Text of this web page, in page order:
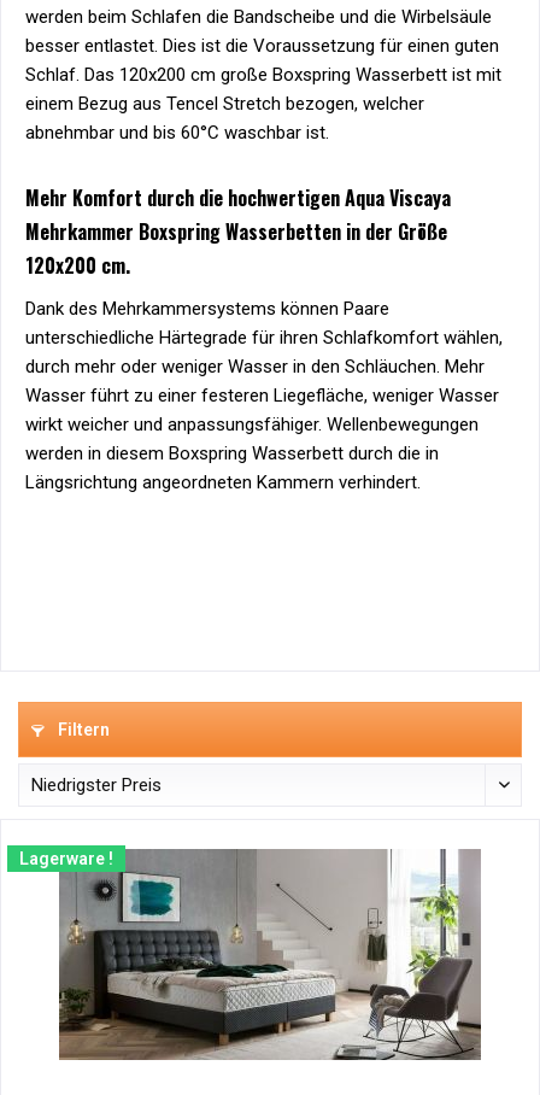
werden beim Schlafen die Bandscheibe und die Wirbelsäule
besser entlastet. Dies ist die Voraussetzung für einen guten
Schlaf. Das 120x200 cm große Boxspring Wasserbett ist mit
einem Bezug aus Tencel Stretch bezogen, welcher
abnehmbar und bis 60°C waschbar ist.
Mehr Komfort durch die hochwertigen Aqua Viscaya
Mehrkammer Boxspring Wasserbetten in der Größe
120x200 cm.
Dank des Mehrkammersystems können Paare
unterschiedliche Härtegrade für ihren Schlafkomfort wählen,
durch mehr oder weniger Wasser in den Schläuchen. Mehr
Wasser führt zu einer festeren Liegefläche, weniger Wasser
wirkt weicher und anpassungsfähiger. Wellenbewegungen
werden in diesem Boxspring Wasserbett durch die in
Längsrichtung angeordneten Kammern verhindert.
Filtern
Lagerware !